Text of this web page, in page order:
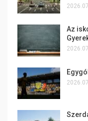
Az